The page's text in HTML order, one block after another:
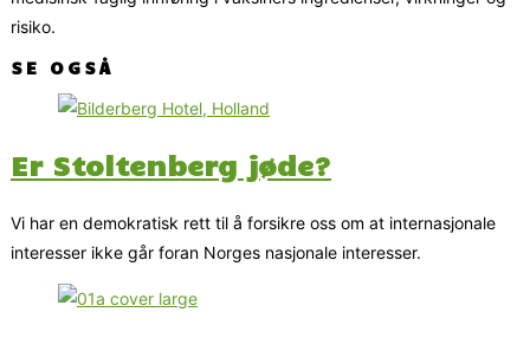
risiko.
SE OGSÅ
Er Stoltenberg jøde?
Vi har en demokratisk rett til å forsikre oss om at internasjonale
interesser ikke går foran Norges nasjonale interesser.